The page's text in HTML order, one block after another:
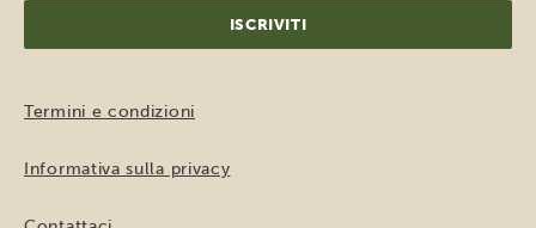
Termini e condizioni
Informativa sulla privacy